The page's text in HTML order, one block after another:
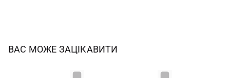
ВАС МОЖЕ ЗАЦІКАВИТИ